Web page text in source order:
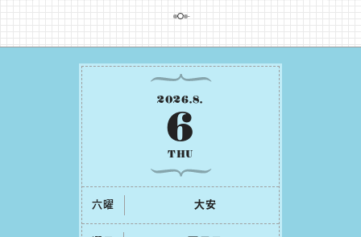
2026.8.
6
THU
六曜 ⼤安